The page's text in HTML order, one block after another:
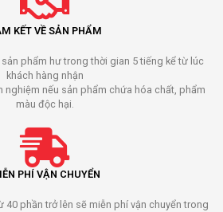
KẾT VỀ SẢN PHẨM
phẩm hư trong thời gian 5 tiếng kể từ lúc
khách hàng nhận
nghiệm nếu sản phẩm chứa hóa chất, phẩm
màu độc hại.
PHÍ VẬN CHUYỂN
40 phần trở lên sẽ miễn phí vận chuyển trong